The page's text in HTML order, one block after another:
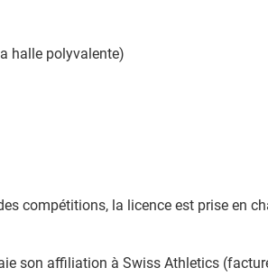
halle polyvalente)
compétitions, la licence est prise en
son affiliation à Swiss Athletics